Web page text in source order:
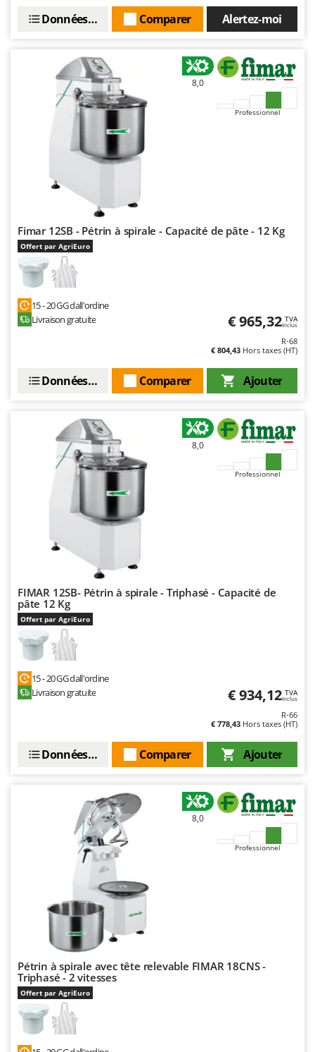
Alertez-moi
Comparer
Données techniques
8,0
Professionnel
Fimar 12SB - Pétrin à spirale - Capacité de pâte - 12 Kg
Offert par AgriEuro
15 - 20 GG dall'ordine
Livraison gratuite
€ 965,32 TVA
Inclus
R-68
€ 804,43 Hors taxes (HT)
Ajouter
Comparer
Données techniques
8,0
Professionnel
FIMAR 12SB- Pétrin à spirale - Triphasé - Capacité de
pâte 12 Kg
Offert par AgriEuro
15 - 20 GG dall'ordine
Livraison gratuite
€ 934,12 TVA
Inclus
R-66
€ 778,43 Hors taxes (HT)
Ajouter
Comparer
Données techniques
8,0
Professionnel
Pétrin à spirale avec tête relevable FIMAR 18CNS -
Triphasé - 2 vitesses
Offert par AgriEuro